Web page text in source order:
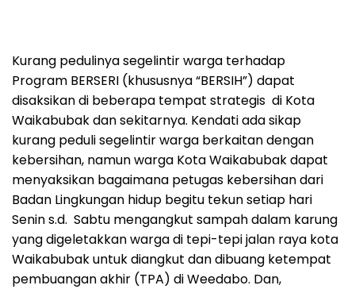
Kurang pedulinya segelintir warga terhadap
Program BERSERI (khususnya “BERSIH”) dapat
disaksikan di beberapa tempat strategis di Kota
Waikabubak dan sekitarnya. Kendati ada sikap
kurang peduli segelintir warga berkaitan dengan
kebersihan, namun warga Kota Waikabubak dapat
menyaksikan bagaimana petugas kebersihan dari
Badan Lingkungan hidup begitu tekun setiap hari
Senin s.d. Sabtu mengangkut sampah dalam karung
yang digeletakkan warga di tepi-tepi jalan raya kota
Waikabubak untuk diangkut dan dibuang ketempat
pembuangan akhir (TPA) di Weedabo. Dan,